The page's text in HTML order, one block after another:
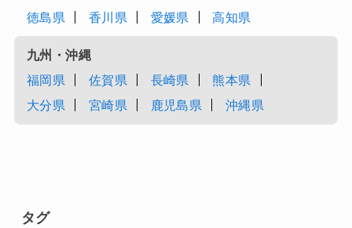
徳島県
香川県 愛媛県 高知県
九州・沖縄
福岡県
佐賀県 長崎県
熊本県
大分県
宮崎県 鹿児島県 沖縄県
タグ